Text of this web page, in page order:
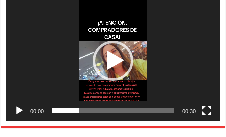
00:00 00:30